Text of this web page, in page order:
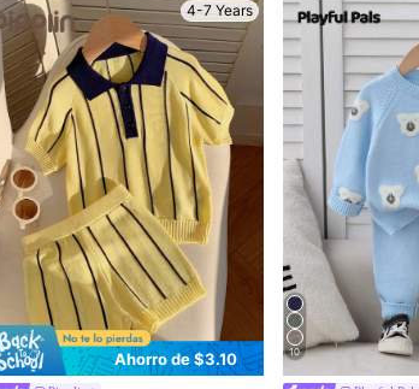
4-7 Years
Ahorro de $3.10 10